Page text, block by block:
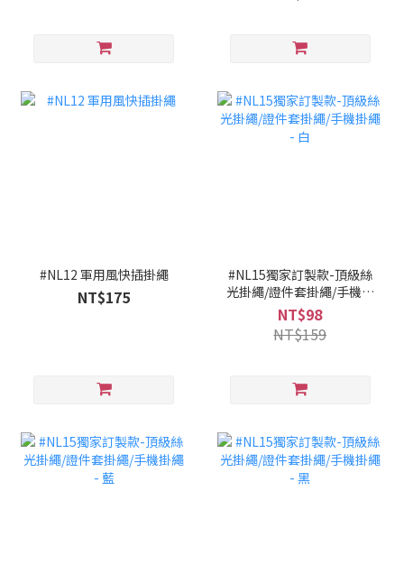
#NL12 軍用風快插掛繩
NT$175
#NL15獨家訂製款-頂級絲
光掛繩/證件套掛繩/手機掛
繩 - 白
NT$98
NT$159